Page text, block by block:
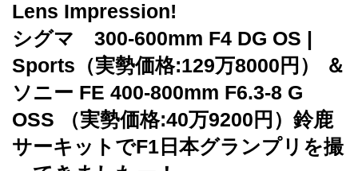
Lens Impression!
シグマ 300-600mm F4 DG OS |
Sports（実勢価格:129万8000円） ＆
ソニー FE 400-800mm F6.3-8 G
OSS （実勢価格:40万9200円）鈴鹿
サーキットでF1日本グランプリを撮